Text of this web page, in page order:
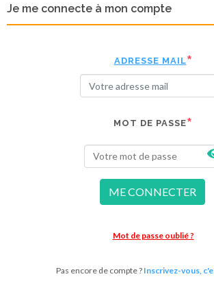
Je me connecte à mon compte
ADRESSE MAIL
MOT DE PASSE
ME CONNECTER
Mot de passe oublié ?
Pas encore de compte ? Inscrivez-vous,